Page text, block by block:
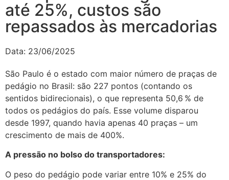
até 25%, custos são
repassados às mercadorias
Data: 23/06/2025
São Paulo é o estado com maior número de praças de
pedágio no Brasil: são 227 pontos (contando os
sentidos bidirecionais), o que representa 50,6 % de
todos os pedágios do país. Esse volume disparou
desde 1997, quando havia apenas 40 praças – um
crescimento de mais de 400%.
A pressão no bolso do transportadores:
O peso do pedágio pode variar entre 10% e 25% do